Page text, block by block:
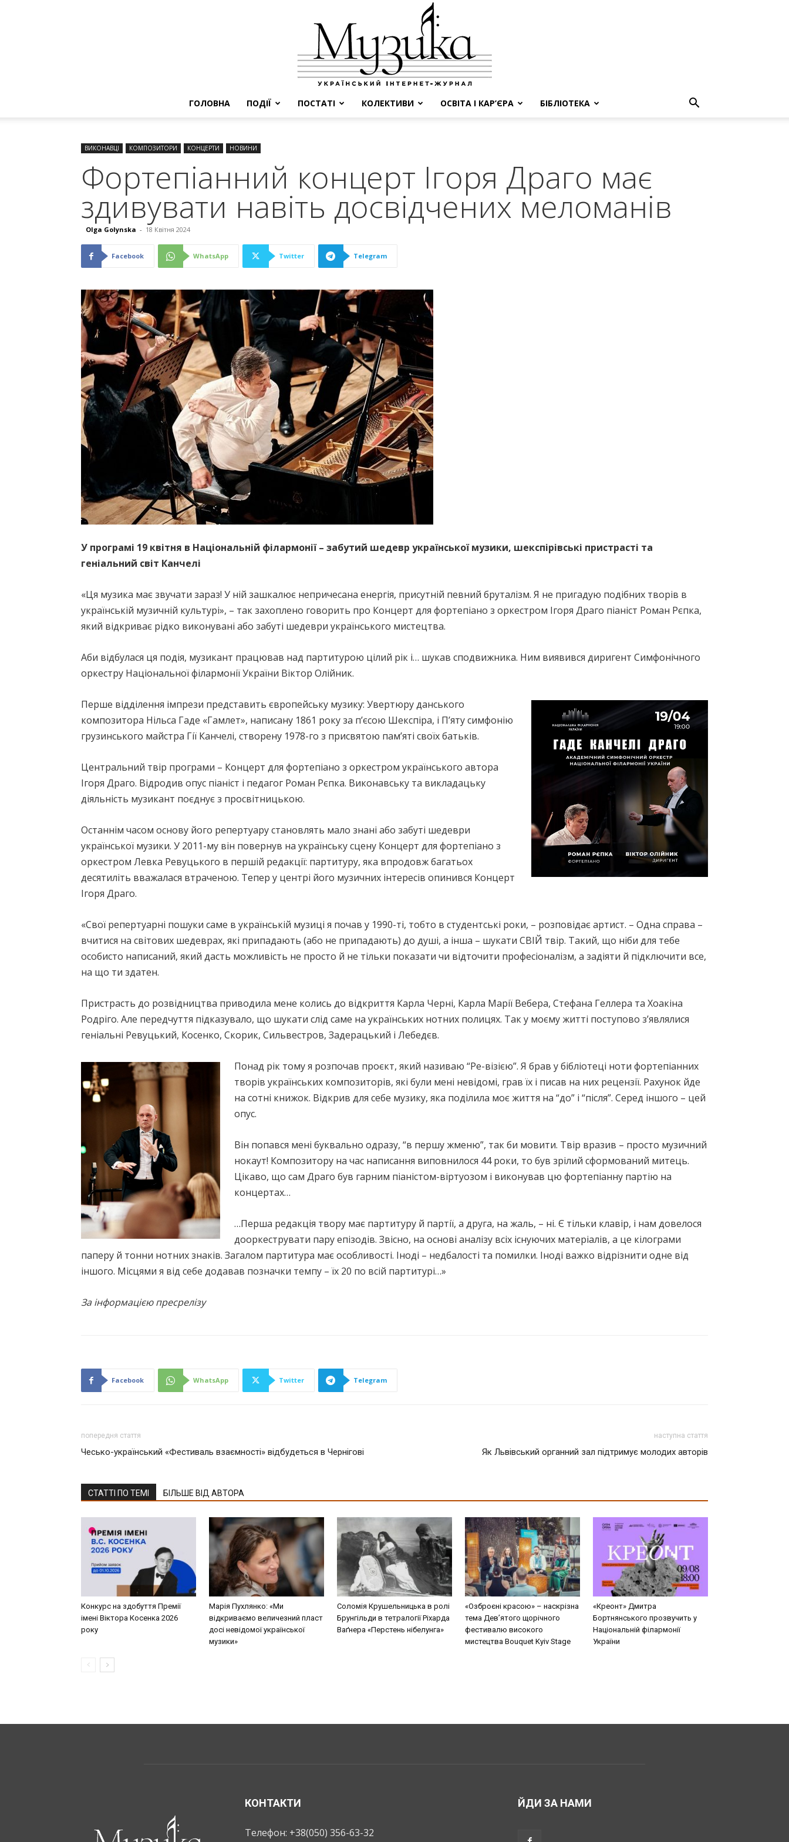
ГОЛОВНА ПОДІЇ ПОСТАТІ КОЛЕКТИВИ ОСВІТА І КАР’ЄРА БІБЛІОТЕКА
ВИКОНАВЦІ КОМПОЗИТОРИ КОНЦЕРТИ НОВИНИ
Фортепіанний концерт Ігоря Драго має
здивувати навіть досвідчених меломанів
Olga Golynska - 18 Квітня 2024
Facebook WhatsApp Twitter Telegram
У програмі 19 квітня в Національній філармонії – забутий шедевр української музики, шекспірівські пристрасті та
геніальний світ Канчелі
«Ця музика має звучати зараз! У ній зашкалює непричесана енергія, присутній певний бруталізм. Я не пригадую подібних творів в
українській музичній культурі», – так захоплено говорить про Концерт для фортепіано з оркестром Ігоря Драго піаніст Роман Рєпка,
який відкриває рідко виконувані або забуті шедеври українського мистецтва.
Аби відбулася ця подія, музикант працював над партитурою цілий рік і… шукав сподвижника. Ним виявився диригент Симфонічного
оркестру Національної філармонії України Віктор Олійник.
Перше відділення імпрези представить європейську музику: Увертюру данського
композитора Нільса Гаде «Гамлет», написану 1861 року за п’єсою Шекспіра, і П’яту симфонію
грузинського майстра Гії Канчелі, створену 1978-го з присвятою пам’яті своїх батьків.
Центральний твір програми – Концерт для фортепіано з оркестром українського автора
Ігоря Драго. Відродив опус піаніст і педагог Роман Рєпка. Виконавську та викладацьку
діяльність музикант поєднує з просвітницькою.
Останнім часом основу його репертуару становлять мало знані або забуті шедеври
української музики. У 2011-му він повернув на українську сцену Концерт для фортепіано з
оркестром Левка Ревуцького в першій редакції: партитуру, яка впродовж багатьох
десятиліть вважалася втраченою. Тепер у центрі його музичних інтересів опинився Концерт
Ігоря Драго.
«Свої репертуарні пошуки саме в українській музиці я почав у 1990-ті, тобто в студентські роки, – розповідає артист. – Одна справа –
вчитися на світових шедеврах, які припадають (або не припадають) до душі, а інша – шукати СВІЙ твір. Такий, що ніби для тебе
особисто написаний, який дасть можливість не просто й не тільки показати чи відточити професіоналізм, а задіяти й підключити все,
на що ти здатен.
Пристрасть до розвідництва приводила мене колись до відкриття Карла Черні, Карла Марії Вебера, Стефана Геллера та Хоакіна
Родріго. Але передчуття підказувало, що шукати слід саме на українських нотних полицях. Так у моєму житті поступово з’являлися
геніальні Ревуцький, Косенко, Скорик, Сильвестров, Задерацький і Лебедєв.
Понад рік тому я розпочав проєкт, який називаю “Ре-візією”. Я брав у бібліотеці ноти фортепіанних
творів українських композиторів, які були мені невідомі, грав їх і писав на них рецензії. Рахунок йде
на сотні книжок. Відкрив для себе музику, яка поділила моє життя на “до” і “після”. Серед іншого – цей
опус.
Він попався мені буквально одразу, “в першу жменю”, так би мовити. Твір вразив – просто музичний
нокаут! Композитору на час написання виповнилося 44 роки, то був зрілий сформований митець.
Цікаво, що сам Драго був гарним піаністом-віртуозом і виконував цю фортепіанну партію на
концертах…
…Перша редакція твору має партитуру й партії, а друга, на жаль, – ні. Є тільки клавір, і нам довелося
дооркеструвати пару епізодів. Звісно, на основі аналізу всіх існуючих матеріалів, а це кілограми
паперу й тонни нотних знаків. Загалом партитура має особливості. Іноді – недбалості та помилки. Іноді важко відрізнити одне від
іншого. Місцями я від себе додавав позначки темпу – їх 20 по всій партитурі…»
За інформацією пресрелізу
Facebook WhatsApp Twitter Telegram
попередня стаття
Чесько-український «Фестиваль взаємності» відбудеться в Чернігові
наступна стаття
Як Львівський органний зал підтримує молодих авторів
СТАТТІ ПО ТЕМІ БІЛЬШЕ ВІД АВТОРА
Конкурс на здобуття Премії
імені Віктора Косенка 2026
року
Марія Пухлянко: «Ми
відкриваємо величезний пласт
досі невідомої української
музики»
Соломія Крушельницька в ролі
Брунгільди в тетралогії Ріхарда
Ваґнера «Перстень нібелунга»
«Озброєні красою» – наскрізна
тема Дев’ятого щорічного
фестивалю високого
мистецтва Bouquet Kyiv Stage
«Креонт» Дмитра
Бортнянського прозвучить у
Національній філармонії
України
КОНТАКТИ
Телефон: +38(050) 356-63-32
ЙДИ ЗА НАМИ